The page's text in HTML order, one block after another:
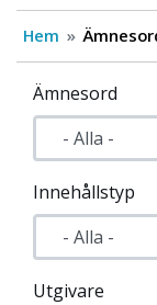
Hem
Ämnesord
Innehållstyp
Utgivare